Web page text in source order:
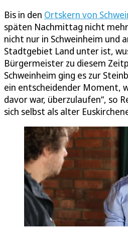
Bis in den Ortskern von
späten Nachmittag nicht
nicht nur in Schweinheim und
Stadtgebiet Land unter ist,
Bürgermeister zu diesem
Schweinheim ging es zur
ein entscheidender Moment,
davor war, überzulaufen“, so
sich selbst als alter